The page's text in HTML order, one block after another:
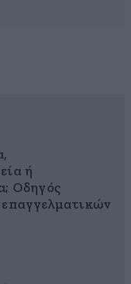
ή
Οδηγός